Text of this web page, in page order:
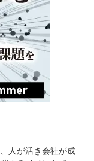
人が活き会社が成